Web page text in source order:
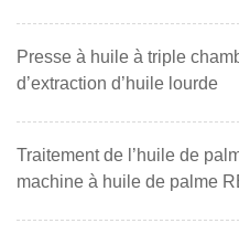
Presse à huile à triple
d’extraction d’huile lourde
Traitement de l’huile de
machine à huile de palme